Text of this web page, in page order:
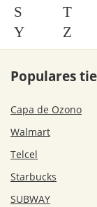
S
T
Y
Z
Populares
Capa de Ozono
Walmart
Telcel
Starbucks
SUBWAY